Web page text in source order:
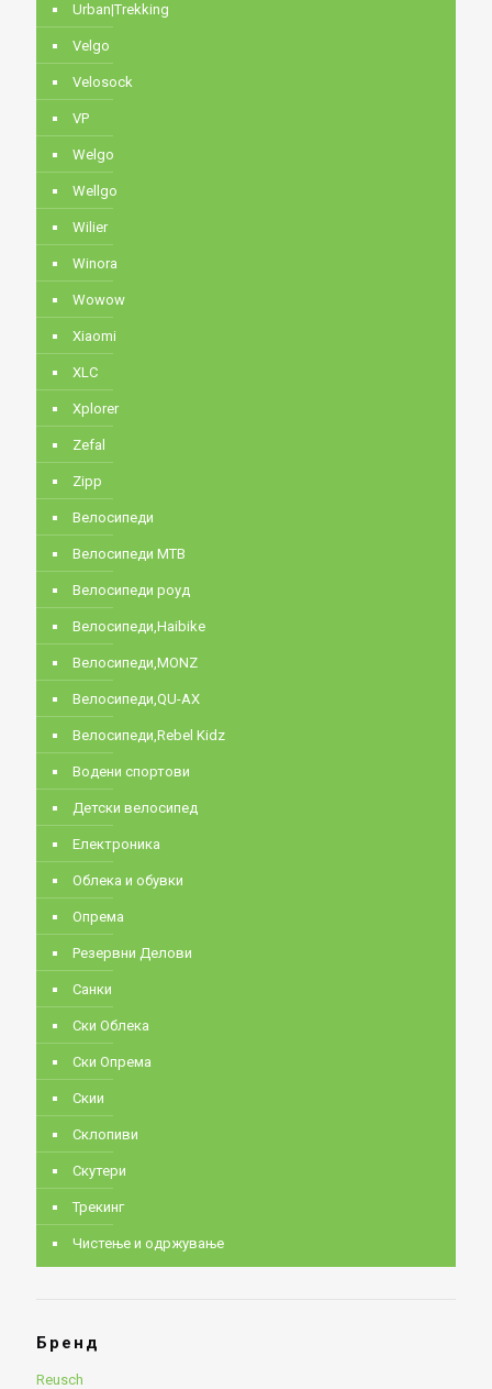
Urban|Trekking
Velgo
Velosock
VP
Welgo
Wellgo
Wilier
Winora
Wowow
Xiaomi
XLC
Xplorer
Zefal
Zipp
Велосипеди
Велосипеди MTB
Велосипеди роуд
Велосипеди,Haibike
Велосипеди,MONZ
Велосипеди,QU-AX
Велосипеди,Rebel Kidz
Водени спортови
Детски велосипед
Електроника
Облека и обувки
Опрема
Резервни Делови
Санки
Ски Облека
Ски Опрема
Скии
Склопиви
Скутери
Трекинг
Чистење и одржување
Бренд
Reusch